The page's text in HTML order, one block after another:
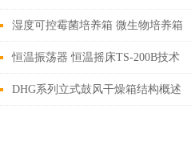
湿度可控霉菌培养箱 微生物培养箱
用途
恒温振荡器 恒温摇床TS-200B技术
参数
DHG系列立式鼓风干燥箱结构概述